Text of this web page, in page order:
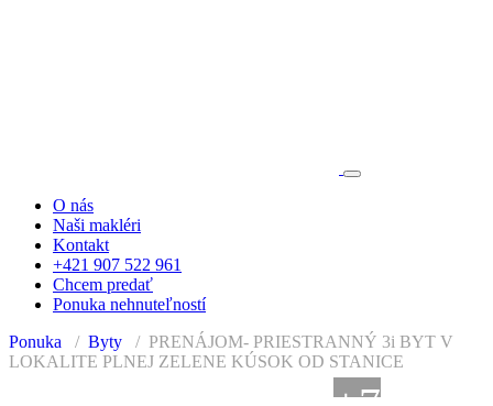
O nás
Naši makléri
Kontakt
+421 907 522 961
Chcem predať
Ponuka nehnuteľností
Ponuka
Byty
PRENÁJOM- PRIESTRANNÝ 3i BYT V
LOKALITE PLNEJ ZELENE KÚSOK OD STANICE